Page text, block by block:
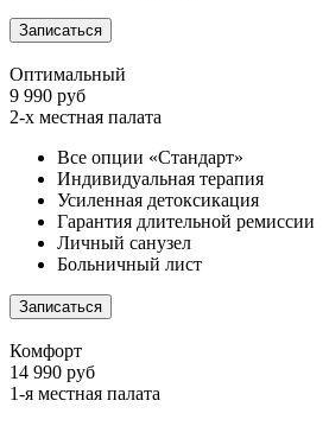
Записаться
Оптимальный
9 990 руб
2-х местная палата
Все опции «Стандарт»
Индивидуальная терапия
Усиленная детоксикация
Гарантия длительной ремиссии
Личный санузел
Больничный лист
Записаться
Комфорт
14 990 руб
1-я местная палата